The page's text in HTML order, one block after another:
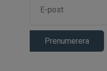
Prenumerera